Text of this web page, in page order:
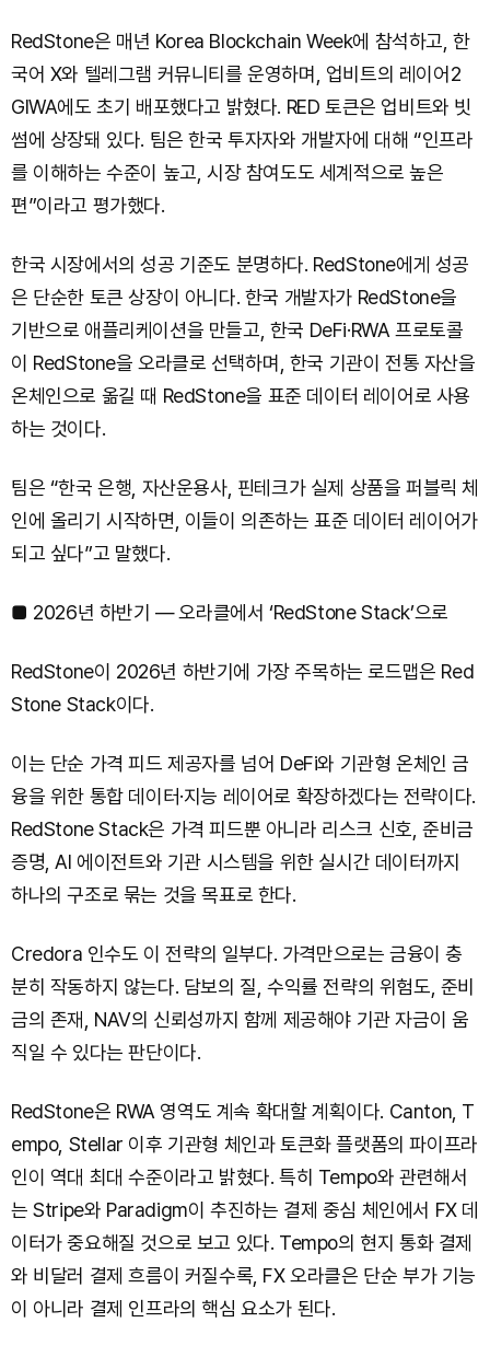
RedStone은 매년 Korea Blockchain Week에 참석하고, 한
국어 X와 텔레그램 커뮤니티를 운영하며, 업비트의 레이어2
GIWA에도 초기 배포했다고 밝혔다. RED 토큰은 업비트와 빗
썸에 상장돼 있다. 팀은 한국 투자자와 개발자에 대해 “인프라
를 이해하는 수준이 높고, 시장 참여도도 세계적으로 높은
편”이라고 평가했다.
한국 시장에서의 성공 기준도 분명하다. RedStone에게 성공
은 단순한 토큰 상장이 아니다. 한국 개발자가 RedStone을
기반으로 애플리케이션을 만들고, 한국 DeFi·RWA 프로토콜
이 RedStone을 오라클로 선택하며, 한국 기관이 전통 자산을
온체인으로 옮길 때 RedStone을 표준 데이터 레이어로 사용
하는 것이다.
팀은 “한국 은행, 자산운용사, 핀테크가 실제 상품을 퍼블릭 체
인에 올리기 시작하면, 이들이 의존하는 표준 데이터 레이어가
되고 싶다”고 말했다.
■ 2026년 하반기 — 오라클에서 ‘RedStone Stack’으로
RedStone이 2026년 하반기에 가장 주목하는 로드맵은 Red
Stone Stack이다.
이는 단순 가격 피드 제공자를 넘어 DeFi와 기관형 온체인 금
융을 위한 통합 데이터·지능 레이어로 확장하겠다는 전략이다.
RedStone Stack은 가격 피드뿐 아니라 리스크 신호, 준비금
증명, AI 에이전트와 기관 시스템을 위한 실시간 데이터까지
하나의 구조로 묶는 것을 목표로 한다.
Credora 인수도 이 전략의 일부다. 가격만으로는 금융이 충
분히 작동하지 않는다. 담보의 질, 수익률 전략의 위험도, 준비
금의 존재, NAV의 신뢰성까지 함께 제공해야 기관 자금이 움
직일 수 있다는 판단이다.
RedStone은 RWA 영역도 계속 확대할 계획이다. Canton, T
empo, Stellar 이후 기관형 체인과 토큰화 플랫폼의 파이프라
인이 역대 최대 수준이라고 밝혔다. 특히 Tempo와 관련해서
는 Stripe와 Paradigm이 추진하는 결제 중심 체인에서 FX 데
이터가 중요해질 것으로 보고 있다. Tempo의 현지 통화 결제
와 비달러 결제 흐름이 커질수록, FX 오라클은 단순 부가 기능
이 아니라 결제 인프라의 핵심 요소가 된다.